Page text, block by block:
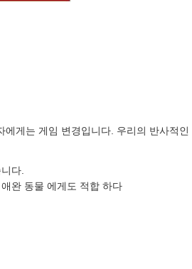
게는 게임 변경입니다. 우리의 반사적
다.
완 동물 에게도 적합 하다